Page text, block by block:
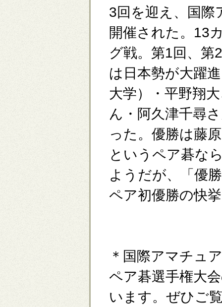
3回を迎え、国際
開催された。13
グ戦。第1回、第
は日本勢が大躍
大学）・平野翔
ん・阿久津千尋
った。優勝は藤
というペア碁な
ようだが、「優
ペア初優勝の快
＊国際アマチュ
ペア碁選手権大
います。ぜひご